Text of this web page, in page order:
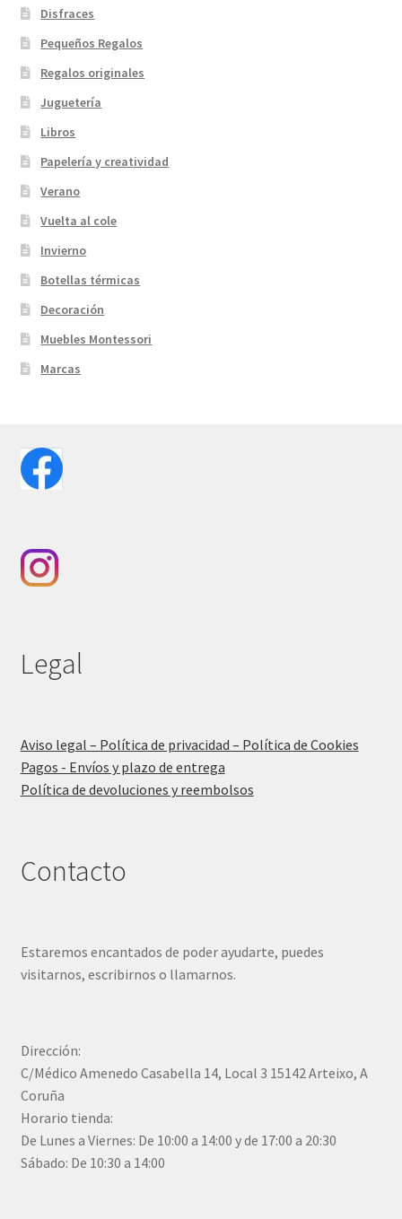
Disfraces
Pequeños Regalos
Regalos originales
Juguetería
Libros
Papelería y creatividad
Verano
Vuelta al cole
Invierno
Botellas térmicas
Decoración
Muebles Montessori
Marcas
Legal
Aviso legal – Política de privacidad – Política de Cookies
Pagos - Envíos y plazo de entrega
Política de devoluciones y reembolsos
Contacto
Estaremos encantados de poder ayudarte, puedes
visitarnos, escribirnos o llamarnos.
Dirección:
C/Médico Amenedo Casabella 14, Local 3 15142 Arteixo, A
Coruña
Horario tienda:
De Lunes a Viernes: De 10:00 a 14:00 y de 17:00 a 20:30
Sábado: De 10:30 a 14:00